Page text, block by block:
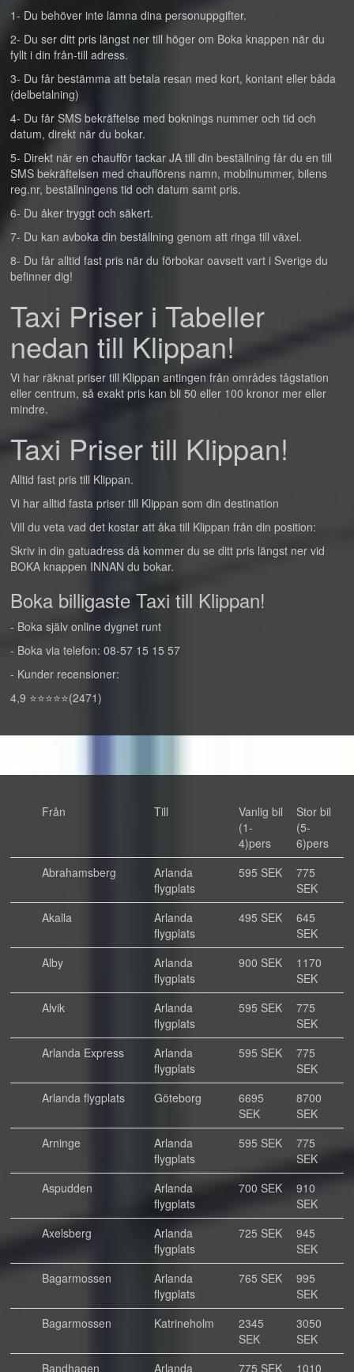
1- Du behöver inte lämna dina personuppgifter.
2- Du ser ditt pris längst ner till höger om Boka knappen när du
fyllt i din från-till adress.
3- Du får bestämma att betala resan med kort, kontant eller båda
(delbetalning)
4- Du får SMS bekräftelse med boknings nummer och tid och
datum, direkt när du bokar.
5- Direkt när en chaufför tackar JA till din beställning får du en till
SMS bekräftelsen med chaufförens namn, mobilnummer, bilens
reg.nr, beställningens tid och datum samt pris.
6- Du åker tryggt och säkert.
7- Du kan avboka din beställning genom att ringa till växel.
8- Du får alltid fast pris när du förbokar oavsett vart i Sverige du
befinner dig!
Taxi Priser i Tabeller
nedan till Klippan!
Vi har räknat priser till Klippan antingen från områdes tågstation
eller centrum, så exakt pris kan bli 50 eller 100 kronor mer eller
mindre.
Taxi Priser till Klippan!
Alltid fast pris till Klippan.
Vi har alltid fasta priser till Klippan som din destination
Vill du veta vad det kostar att åka till Klippan från din position:
Skriv in din gatuadress då kommer du se ditt pris längst ner vid
BOKA knappen INNAN du bokar.
Boka billigaste Taxi till Klippan!
- Boka själv online dygnet runt
- Boka via telefon: 08-57 15 15 57
- Kunder recensioner:
4,9 ⭐⭐⭐⭐⭐(2471)
Från Till
Vanlig bil
(1-
4)pers
Stor bil
(5-
6)pers
Abrahamsberg
Arlanda
flygplats
595 SEK
775
SEK
Akalla
Arlanda
flygplats
495 SEK
645
SEK
Alby
Arlanda
flygplats
900 SEK
1170
SEK
Alvik
Arlanda
flygplats
595 SEK
775
SEK
Arlanda Express
Arlanda
flygplats
595 SEK
775
SEK
Arlanda flygplats
Göteborg
6695
SEK
8700
SEK
Arninge
Arlanda
flygplats
595 SEK
775
SEK
Aspudden
Arlanda
flygplats
700 SEK
910
SEK
Axelsberg
Arlanda
flygplats
725 SEK
945
SEK
Bagarmossen
Arlanda
flygplats
765 SEK
995
SEK
Bagarmossen
Katrineholm
2345
SEK
3050
SEK
Bandhagen
Arlanda 775 SEK 1010